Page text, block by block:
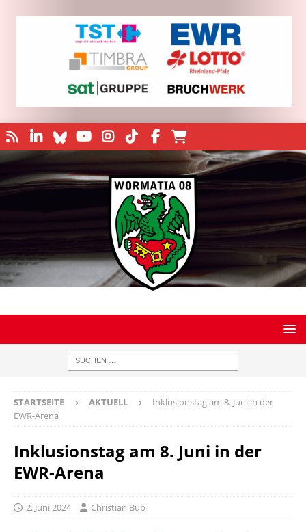
STARTSEITE AKTUELL
Inklusionstag am 8. Juni in der
EWR-Arena
Inklusionstag am 8. Juni in der
EWR-Arena
2. Juni 2024 Christian Bub